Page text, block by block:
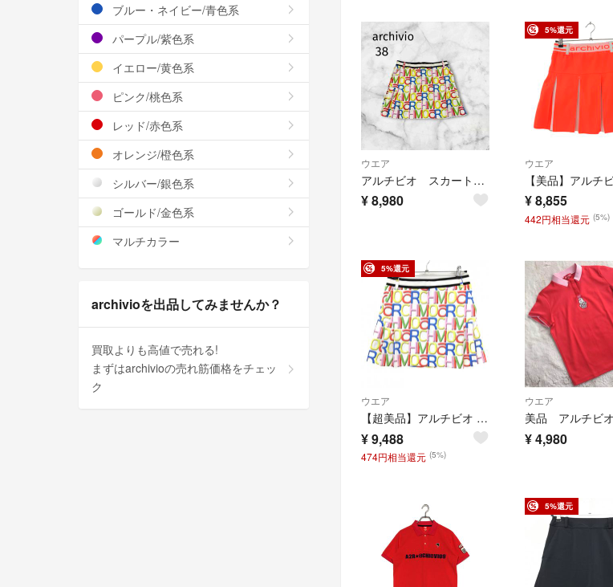
ウエア
アルチビオ スカート 38 マルチカラー 総柄 ホワイト バックジップ 裏地
¥8,980
5%還元
ウエア
¥8,855
442円相当還元 (5%)
5%還元
ウエア
【超美品】アルチビオ スカート 白×マルチカラー 英字総柄 サイドプリーツ ウエストゴム 裏地付 レディース 38(M) ゴルフウェア archivio
¥9,488
474円相当還元 (5%)
ウエア
¥4,980
5%還元
ブルー・ネイビー/青色系
パープル/紫色系
イエロー/黄色系
ピンク/桃色系
レッド/赤色系
オレンジ/橙色系
シルバー/銀色系
ゴールド/金色系
マルチカラー
archivioを出品してみませんか？
買取よりも高値で売れる!
まずはarchivioの売れ筋価格をチェッ
ク